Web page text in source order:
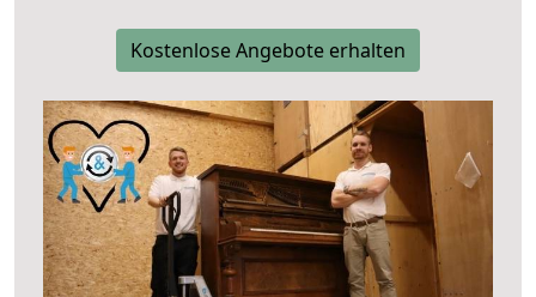
Kostenlose Angebote erhalten